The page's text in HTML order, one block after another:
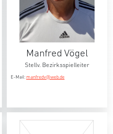
Manfred Vögel
Stellv. Bezirksspielleiter
E-Mail: manfredv@web.de